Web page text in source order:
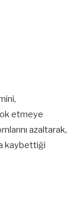
etmeye
azaltarak,
kaybettiği